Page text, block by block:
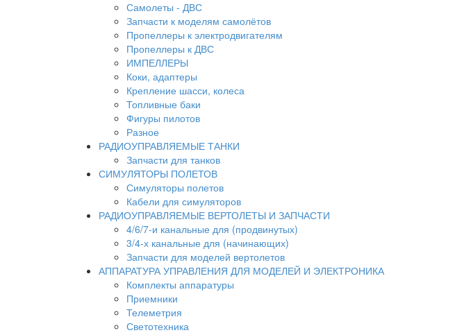
Самолеты - ДВС
Запчасти к моделям самолётов
Пропеллеры к электродвигателям
Пропеллеры к ДВС
ИМПЕЛЛЕРЫ
Коки, адаптеры
Крепление шасси, колеса
Топливные баки
Фигуры пилотов
Разное
РАДИОУПРАВЛЯЕМЫЕ ТАНКИ
Запчасти для танков
СИМУЛЯТОРЫ ПОЛЕТОВ
Симуляторы полетов
Кабели для симуляторов
РАДИОУПРАВЛЯЕМЫЕ ВЕРТОЛЕТЫ И ЗАПЧАСТИ
4/6/7-и канальные для (продвинутых)
3/4-х канальные для (начинающих)
Запчасти для моделей вертолетов
АППАРАТУРА УПРАВЛЕНИЯ ДЛЯ МОДЕЛЕЙ И ЭЛЕКТРОНИКА
Комплекты аппаратуры
Приемники
Телеметрия
Светотехника